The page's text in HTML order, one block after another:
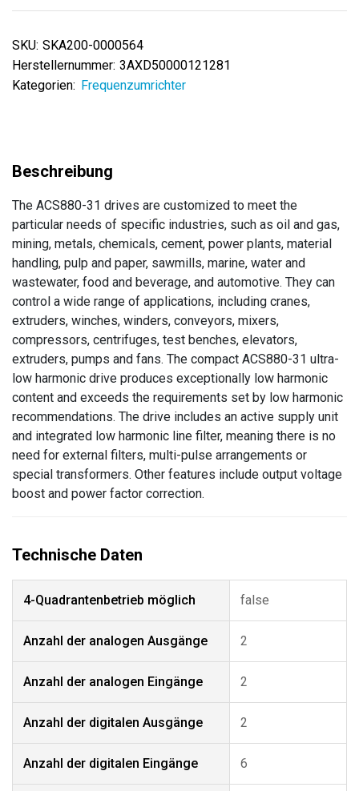
SKU: SKA200-0000564
Herstellernummer: 3AXD50000121281
Kategorien: Frequenzumrichter
The ACS880-31 drives are customized to meet the
particular needs of specific industries, such as oil and gas,
mining, metals, chemicals, cement, power plants, material
handling, pulp and paper, sawmills, marine, water and
wastewater, food and beverage, and automotive. They can
control a wide range of applications, including cranes,
extruders, winches, winders, conveyors, mixers,
compressors, centrifuges, test benches, elevators,
extruders, pumps and fans. The compact ACS880-31 ultra-
low harmonic drive produces exceptionally low harmonic
content and exceeds the requirements set by low harmonic
recommendations. The drive includes an active supply unit
and integrated low harmonic line filter, meaning there is no
need for external filters, multi-pulse arrangements or
special transformers. Other features include output voltage
boost and power factor correction.
4-Quadrantenbetrieb möglich false
Anzahl der analogen Ausgänge 2
Anzahl der analogen Eingänge 2
Anzahl der digitalen Ausgänge 2
Anzahl der digitalen Eingänge 6